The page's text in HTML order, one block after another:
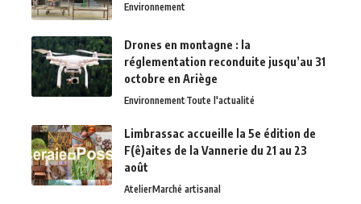
Environnement
Drones en montagne : la
réglementation reconduite jusqu’au 31
octobre en Ariège
EnvironnementToute l'actualité
Limbrassac accueille la 5e édition de
F(ê)aites de la Vannerie du 21 au 23
août
AtelierMarché artisanal